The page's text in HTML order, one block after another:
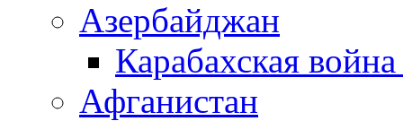
Азербайджан
Карабахская
Афганистан